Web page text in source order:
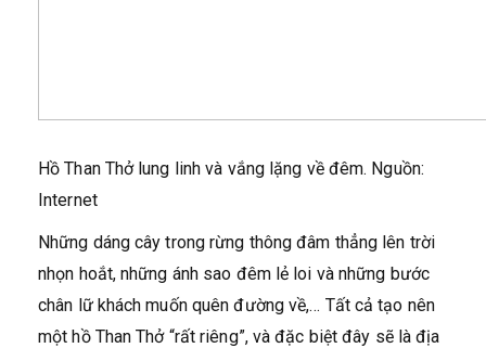
Hồ Than Thở lung linh và vắng lặng về đêm. Nguồn:
Internet
Những dáng cây trong rừng thông đâm thẳng lên trời
nhọn hoắt, những ánh sao đêm lẻ loi và những bước
chân lữ khách muốn quên đường về,… Tất cả tạo nên
một hồ Than Thở “rất riêng”, và đặc biệt đây sẽ là địa